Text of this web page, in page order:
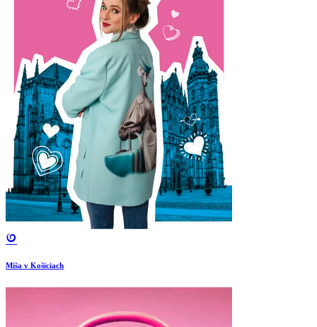
Miša v Košiciach